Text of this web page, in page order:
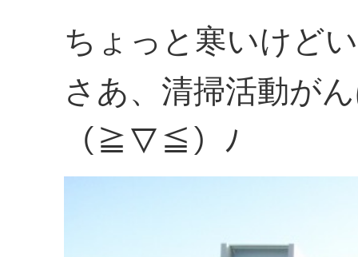
ちょっと寒いけど
さあ、清掃活動が
（≧▽≦）ﾉ